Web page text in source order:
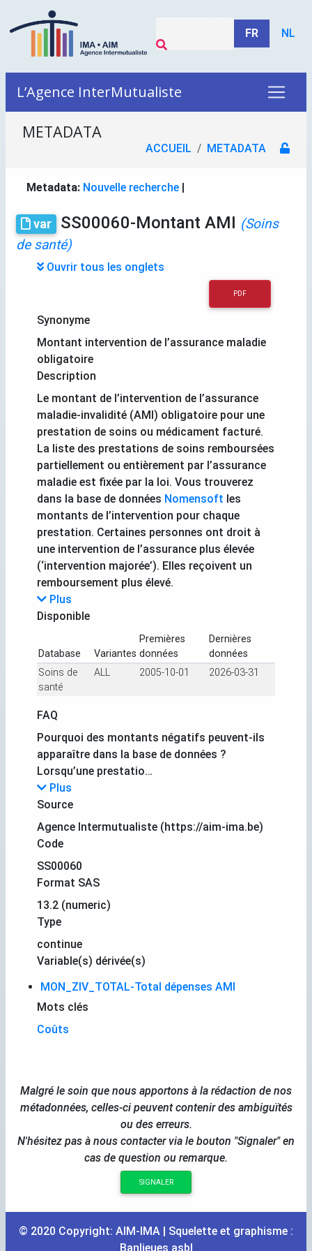
FR NL
L’Agence InterMutualiste
METADATA
ACCUEIL METADATA
Metadata: Nouvelle recherche |
var SS00060-Montant AMI (Soins
de santé)
Ouvrir tous les onglets
PDF
Synonyme
Montant intervention de l’assurance maladie
obligatoire
Description
Le montant de l’intervention de l’assurance
maladie-invalidité (AMI) obligatoire pour une
prestation de soins ou médicament facturé.
La liste des prestations de soins remboursées
partiellement ou entièrement par l’assurance
maladie est fixée par la loi. Vous trouverez
dans la base de données Nomensoft les
montants de l’intervention pour chaque
prestation. Certaines personnes ont droit à
une intervention de l’assurance plus élevée
(‘intervention majorée’). Elles reçoivent un
remboursement plus élevé.
Plus
Disponible
Database Variantes
Premières
données
Dernières
données
Soins de
santé
ALL 2005-10-01 2026-03-31
FAQ
Pourquoi des montants négatifs peuvent-ils
apparaître dans la base de données ?
Lorsqu’une prestatio…
Plus
Source
Agence Intermutualiste (https://aim-ima.be)
Code
SS00060
Format SAS
13.2 (numeric)
Type
continue
Variable(s) dérivée(s)
MON_ZIV_TOTAL-Total dépenses AMI
Mots clés
Coûts
Malgré le soin que nous apportons à la rédaction de nos
métadonnées, celles-ci peuvent contenir des ambiguïtés
ou des erreurs.
N'hésitez pas à nous contacter via le bouton "Signaler" en
cas de question ou remarque.
SIGNALER
© 2020 Copyright: AIM-IMA | Squelette et graphisme :
Banlieues asbl